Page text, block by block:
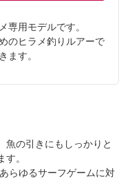
専用モデルです。
のヒラメ釣りルアーで
ます。
魚の引きにもしっかりと
。
らゆるサーフゲームに対